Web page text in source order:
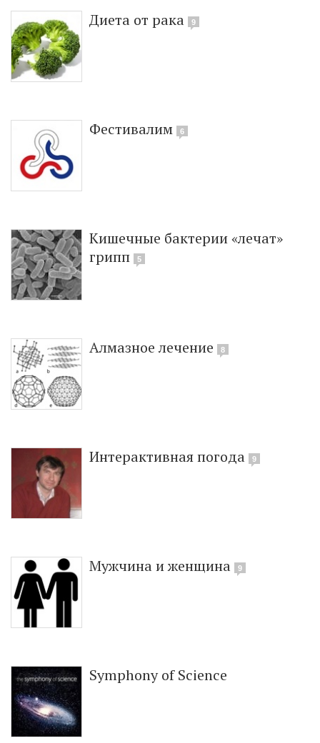
Диета от рака 9
Фестивалим 6
Кишечные бактерии «лечат»
грипп
5
Алмазное лечение 8
Интерактивная погода 9
Мужчина и женщина 9
Symphony of Science